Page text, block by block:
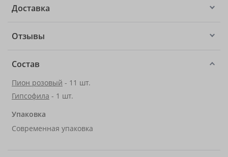
Доставка
Отзывы
Состав
Пион розовый - 11 шт.
Гипсофила - 1 шт.
Упаковка
Современная упаковка